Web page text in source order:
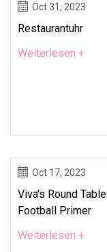
Oct 31, 2023
Restaurantuhr
Weiterlesen +
Oct 17, 2023
Viva's Round Table
Football Primer
Weiterlesen +